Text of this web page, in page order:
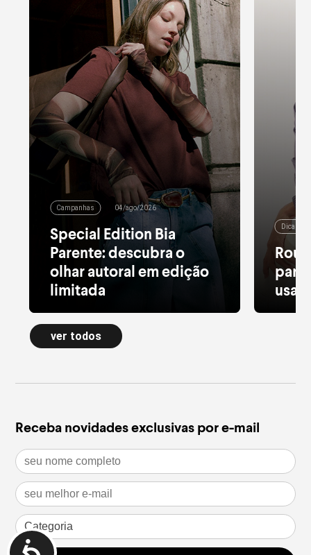
Campanhas 04/ago/2026
Special Edition Bia
Parente: descubra o
olhar autoral em edição
limitada
Alfaiataria leve, tule estampado, pied
de poule e acessórios com pedras
naturais dão forma à nova Special
Edition
Dicas de
para
usar
ver todos
Receba novidades exclusivas por e-mail